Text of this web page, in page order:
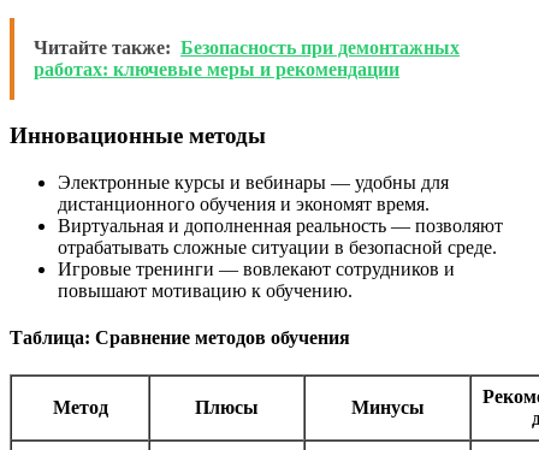
Читайте также: Безопасность при демонтажных
работах: ключевые меры и рекомендации
Инновационные методы
Электронные курсы и вебинары — удобны для
дистанционного обучения и экономят время.
Виртуальная и дополненная реальность — позволяют
отрабатывать сложные ситуации в безопасной среде.
Игровые тренинги — вовлекают сотрудников и
повышают мотивацию к обучению.
Таблица: Сравнение методов обучения
Метод Плюсы Минусы